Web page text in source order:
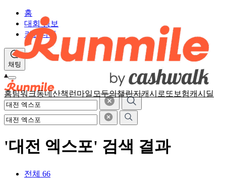
홈팀워크동네산책 런마일 모두의챌린지캐시로또 보험캐시딜
홈
대회 정보
커뮤니티
채팅
'대전 엑스포' 검색 결과
전체 66